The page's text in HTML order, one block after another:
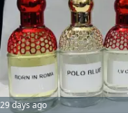
29 days ago